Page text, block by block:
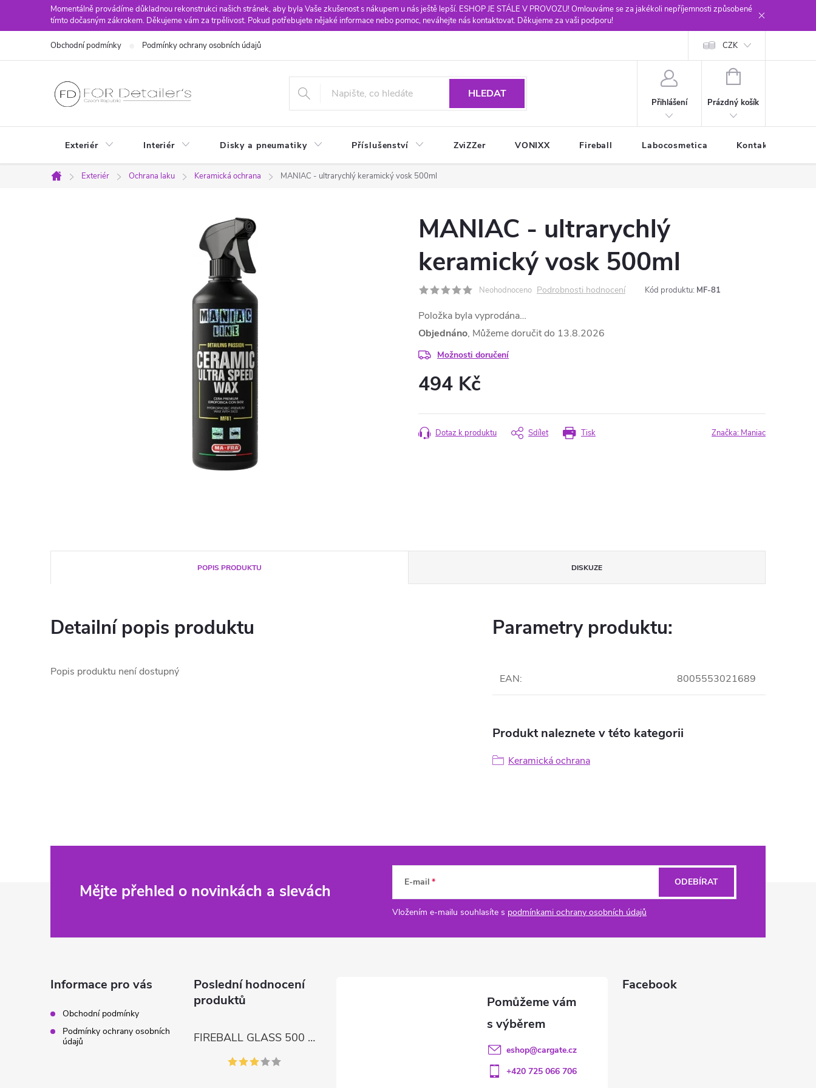
Momentálně provádíme důkladnou rekonstrukci našich stránek, aby byla Vaše zkušenost s nákupem u nás ještě lepší. ESHOP JE STÁLE V PROVOZU! Omlouváme se za jakékoli nepříjemnosti způsobené
tímto dočasným zákrokem. Děkujeme vám za trpělivost. Pokud potřebujete nějaké informace nebo pomoc, neváhejte nás kontaktovat. Děkujeme za vaši podporu!
Obchodní podmínky Podmínky ochrany osobních údajů CZK
HLEDAT
Přihlášení
NÁKUPNÍ
Prázdný košík
Exteriér Interiér Disky a pneumatiky Příslušenství ZviZZer VONIXX Fireball Labocosmetica Kontakty
Domů
Exteriér Ochrana laku Keramická ochrana MANIAC - ultrarychlý keramický vosk 500ml
MANIAC - ultrarychlý
keramický vosk 500ml
Neohodnoceno Podrobnosti hodnocení Kód produktu: MF-81
Položka byla vyprodána…
Objednáno
13.8.2026
Možnosti doručení
494 Kč
cena:
Tisk
Dotaz k produktu Sdílet Značka: Maniac
POPIS PRODUKTU DISKUZE
Detailní popis produktu
Popis produktu není dostupný
Parametry produktu:
EAN: 8005553021689
Produkt naleznete v této kategorii
Keramická ochrana
Mějte přehled o novinkách a slevách E-mail
Vložením e-mailu souhlasíte s podmínkami ochrany osobních údajů
ODEBÍRAT
Informace pro vás
Obchodní podmínky
Podmínky ochrany osobních
údajů
Poslední hodnocení
produktů
FIREBALL GLASS 500 ml – čisticí prostředek na skla a LCD displeje
eshop@cargate.cz
+420 725 066 706
Facebook